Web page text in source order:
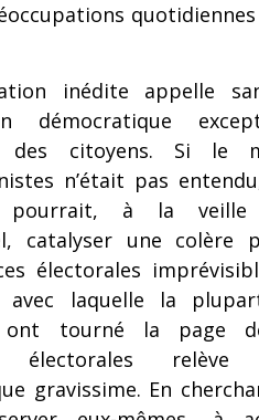
inédite appelle
démocratique
des citoyens. Si le
n’était pas
pourrait, à la
catalyser une colère
électorales
avec laquelle la
ont tourné la page
électorales
gravissime. En